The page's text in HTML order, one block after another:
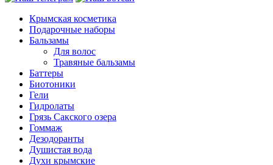
Крымская косметика
Подарочные наборы
Бальзамы
Для волос
Травяные бальзамы
Баттеры
Биотоники
Гели
Гидролаты
Грязь Сакского озера
Гоммаж
Дезодоранты
Душистая вода
Духи крымские